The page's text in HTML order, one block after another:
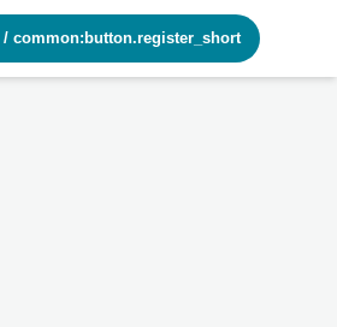
/ common:button.register_short